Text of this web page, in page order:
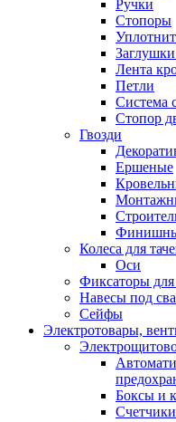
Ручки
Стопоры
Лента
Петли
Система
Стопор
Гвозди
Ершеные
Колеса для
Оси
Фиксаторы
Навесы под
Сейфы
Электротовары,
Боксы и